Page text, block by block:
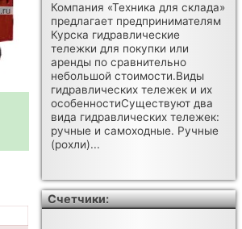
Компания «Техника для склада»
предлагает предпринимателям
Курска гидравлические
тележки для покупки или
аренды по сравнительно
небольшой стоимости.Виды
гидравлических тележек и их
особенностиСуществуют два
вида гидравлических тележек:
ручные и самоходные. Ручные
(рохли)...
Счетчики: